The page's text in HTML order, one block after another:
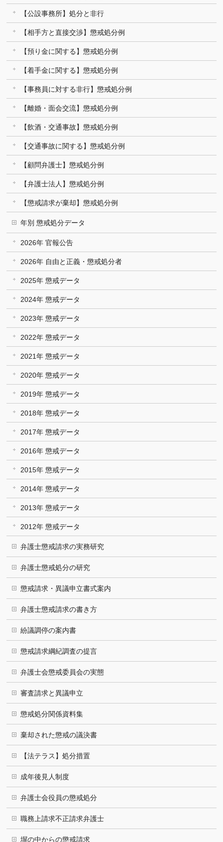
【公設事務所】処分と非行
【相手方と直接交渉】懲戒処分例
【預り金に関する】懲戒処分例
【着手金に関する】懲戒処分例
【事務員に対する非行】懲戒処分例
【離婚・面会交流】懲戒処分例
【飲酒・交通事故】懲戒処分例
【交通事故に関する】懲戒処分例
【顧問弁護士】懲戒処分例
【弁護士法人】懲戒処分例
【懲戒請求が棄却】懲戒処分例
年別 懲戒処分データ
2026年 官報公告
2026年 自由と正義・懲戒処分者
2025年 懲戒データ
2024年 懲戒データ
2023年 懲戒データ
2022年 懲戒データ
2021年 懲戒データ
2020年 懲戒データ
2019年 懲戒データ
2018年 懲戒データ
2017年 懲戒データ
2016年 懲戒データ
2015年 懲戒データ
2014年 懲戒データ
2013年 懲戒データ
2012年 懲戒データ
弁護士懲戒請求の実務研究
弁護士懲戒処分の研究
懲戒請求・異議申立書式案内
弁護士懲戒請求の書き方
紛議調停の案内書
懲戒請求綱紀調査の提言
弁護士会懲戒委員会の実態
審査請求と異議申立
懲戒処分関係資料集
棄却された懲戒の議決書
【法テラス】処分措置
成年後見人制度
弁護士会役員の懲戒処分
職務上請求不正請求弁護士
塀の中からの懲戒請求